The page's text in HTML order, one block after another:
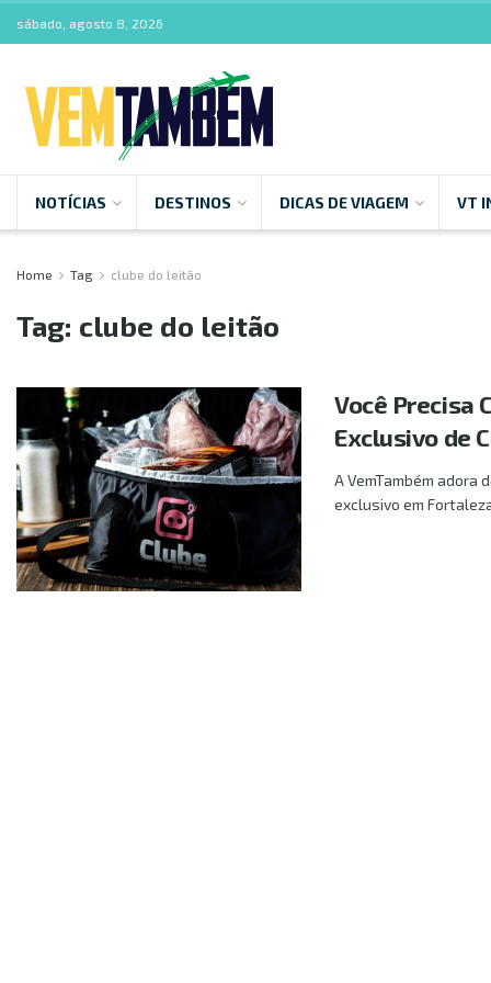
sábado, agosto 8, 2026
NOTÍCIAS DESTINOS DICAS DE VIAGEM VT
Home Tag clube do leitão
Tag: clube do leitão
Você Precisa
Exclusivo de
A VemTambém adora
exclusivo em